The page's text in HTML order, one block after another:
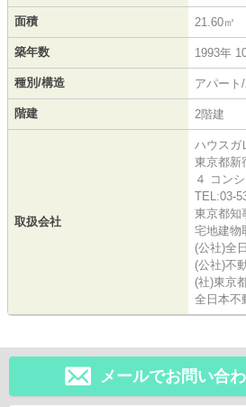
面積 21.60㎡
築年数 1993年
種別/構造 アパート
階建 2階建
取扱会社
ハウスガ
東京都新
４ コン
TEL:03-
東京都知
宅地建物
(公社)全
(公社)不
(社)東京
全日本不
メールでお問い合